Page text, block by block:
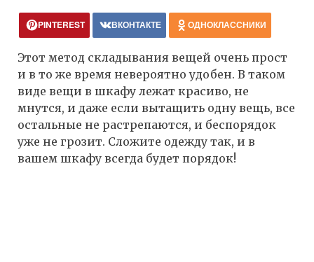
PINTEREST ВКОНТАКТЕ ОДНОКЛАССНИКИ
Этот метод складывания вещей очень прост
и в то же время невероятно удобен. В таком
виде вещи в шкафу лежат красиво, не
мнутся, и даже если вытащить одну вещь, все
остальные не растрепаются, и беспорядок
уже не грозит. Сложите одежду так, и в
вашем шкафу всегда будет порядок!